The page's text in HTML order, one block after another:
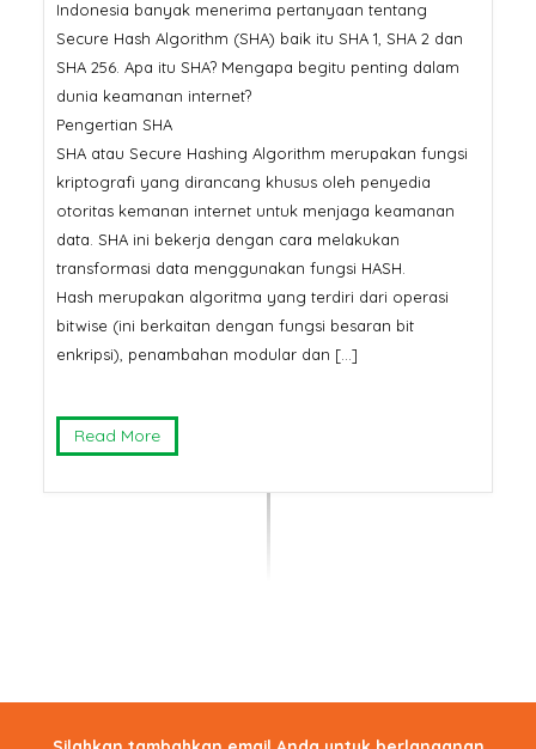
Indonesia banyak menerima pertanyaan tentang
Secure Hash Algorithm (SHA) baik itu SHA 1, SHA 2 dan
SHA 256. Apa itu SHA? Mengapa begitu penting dalam
dunia keamanan internet?
Pengertian SHA
SHA atau Secure Hashing Algorithm merupakan fungsi
kriptografi yang dirancang khusus oleh penyedia
otoritas kemanan internet untuk menjaga keamanan
data. SHA ini bekerja dengan cara melakukan
transformasi data menggunakan fungsi HASH.
Hash merupakan algoritma yang terdiri dari operasi
bitwise (ini berkaitan dengan fungsi besaran bit
enkripsi), penambahan modular dan […]
Read More